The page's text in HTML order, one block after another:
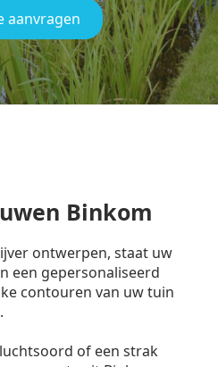
aanvragen
Binkom
ontwerpen, staat uw
een gepersonaliseerd
contouren van uw tuin
of een strak